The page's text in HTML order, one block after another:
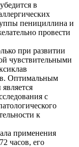
в
пенициллина и
провести
при развитии
чувствительными
Оптимальным
с
к
применения
часов, его